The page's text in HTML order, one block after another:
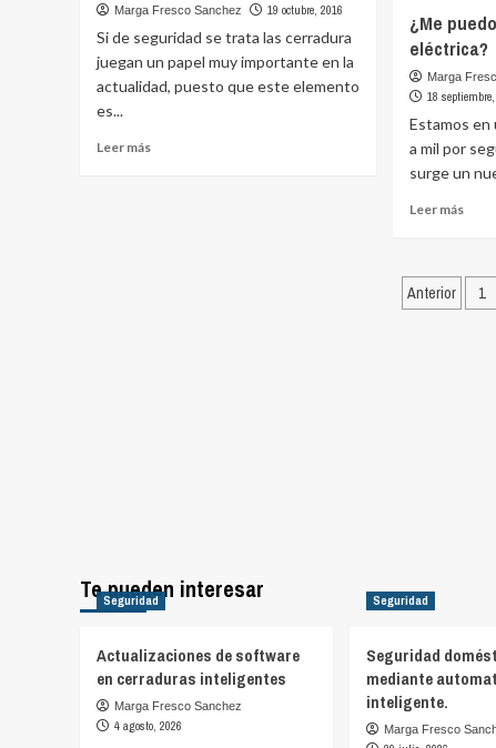
principales
servicios
prestan
los
de
en
las
Marga Fresco Sanchez 19 octubre, 2016
Si de seguridad se trata las cerradura
juegan un papel muy importante en la
actualidad, puesto que este elemento
es...
Leer más
¿Me
eléctrica?
Marga
18
Estamos en
a mil por
surge un
Leer más
puedo
fiar
Anterior 1
Te pueden interesar
Seguridad
Actualizaciones de software
en cerraduras inteligentes
Marga Fresco Sanchez
4 agosto, 2026
Seguridad
Seguridad
mediante
inteligente.
Marga Fresco